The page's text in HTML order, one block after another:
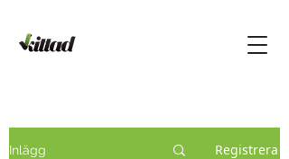
Inlägg Registrera